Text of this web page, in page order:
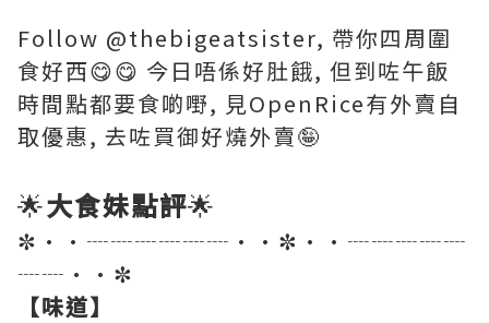
Follow @thebigeatsister, 帶你四周圍
食好西😋😋 今日唔係好肚餓, 但到咗午飯
時間點都要食啲嘢, 見OpenRice有外賣自
取優惠, 去咗買御好燒外賣🤪
🌟大食妹點評🌟
✼••┈┈┈┈┈┈••✼••┈┈┈┈┈
┈┈••✼
【味道】